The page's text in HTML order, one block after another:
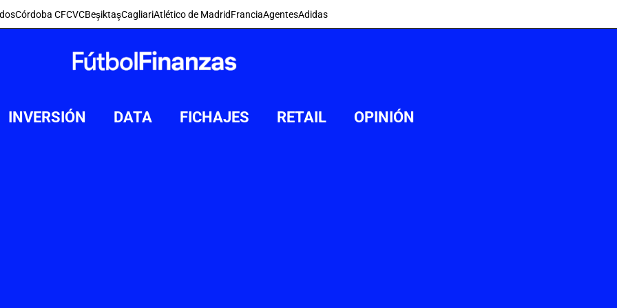
Córdoba CFCVCBeşiktaşCagliariAtlético de MadridFranciaAgentesAdidas
INVERSIÓN DATA FICHAJES RETAIL OPINIÓN